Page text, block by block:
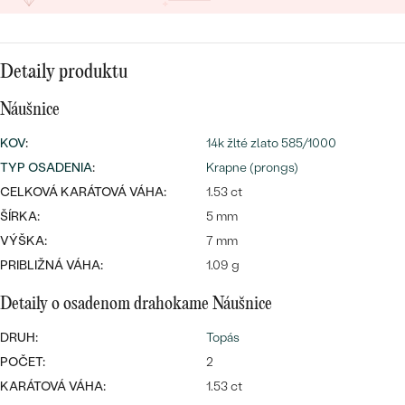
Najpredávanejšie
svadobné
obrúčky
PREZRIEŤ
DRAHOKAM
PODĽA MATERIÁLU
PLATINA
STRIEBRO
S LAB GROWN DIAMANTMI
S PERLAMI
PERSONALIZOVANÉ
SYMBOLICKÉ
MINIMALISTICKÉ
PODĽA PRÍLEŽITOSTI
PODĽA FARBY
LUXUSNÉ
LUXUSNÉ
Detaily produktu
Náušnice
KOV:
14k žlté zlato 585/1000
TYP OSADENIA:
Krapne (prongs)
CELKOVÁ KARÁTOVÁ VÁHA:
1.53 ct
ŠÍRKA:
5 mm
VÝŠKA:
7 mm
PRIBLIŽNÁ VÁHA:
1.09 g
Detaily o osadenom drahokame Náušnice
DRUH:
Topás
POČET:
2
KARÁTOVÁ VÁHA:
1.53 ct